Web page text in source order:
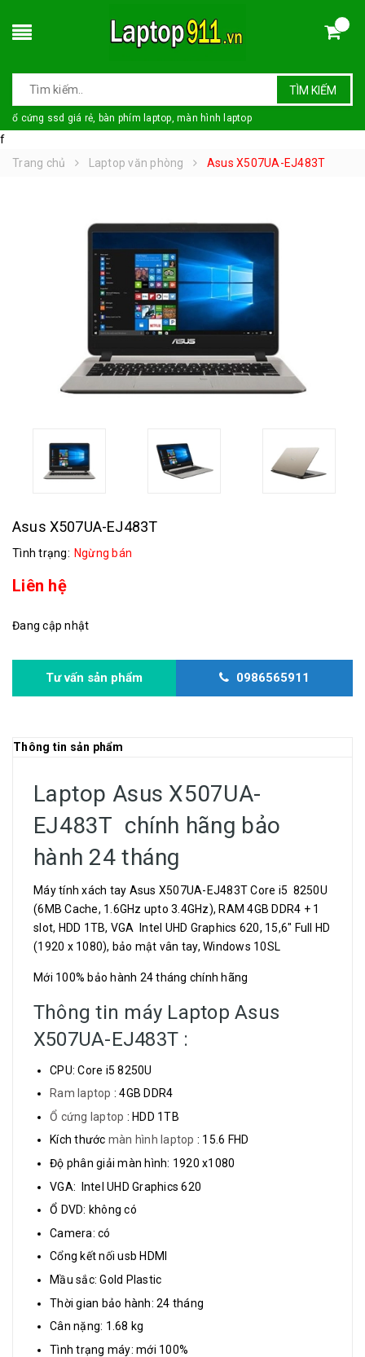
TÌM KIẾM
ổ cứng ssd giá rẻ, bàn phím laptop, màn hình laptop
f
Trang chủ
Laptop văn phòng Asus X507UA-EJ483T
Asus X507UA-EJ483T
Tình trạng: Ngừng bán
Liên hệ
Đang cập nhật
Tư vấn sản phẩm 0986565911
Thông tin sản phẩm
Laptop Asus X507UA-
EJ483T chính hãng bảo
hành 24 tháng
Máy tính xách tay Asus X507UA-EJ483T Core i5 8250U
(6MB Cache, 1.6GHz upto 3.4GHz), RAM 4GB DDR4 + 1
slot, HDD 1TB, VGA Intel UHD Graphics 620, 15,6" Full HD
(1920 x 1080), bảo mật vân tay, Windows 10SL
Mới 100% bảo hành 24 tháng chính hãng
Thông tin máy Laptop Asus
X507UA-EJ483T :
CPU: Core i5 8250U
Ram laptop : 4GB DDR4
Ổ cứng laptop : HDD 1TB
Kích thước màn hình laptop : 15.6 FHD
Độ phân giải màn hình: 1920 x1080
VGA: Intel UHD Graphics 620
Ổ DVD: không có
Camera: có
Cổng kết nối usb HDMI
Mầu sắc: Gold Plastic
Thời gian bảo hành: 24 tháng
Cân nặng: 1.68 kg
Tình trạng máy: mới 100%